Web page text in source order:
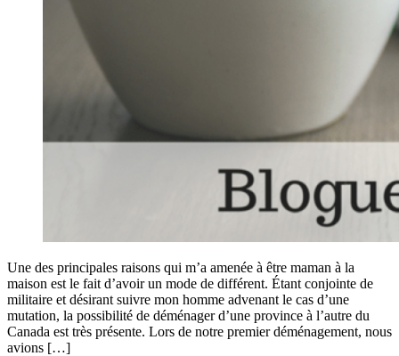
Une des principales raisons qui m’a amenée à être maman à la
maison est le fait d’avoir un mode de différent. Étant conjointe de
militaire et désirant suivre mon homme advenant le cas d’une
mutation, la possibilité de déménager d’une province à l’autre du
Canada est très présente. Lors de notre premier déménagement, nous
avions […]